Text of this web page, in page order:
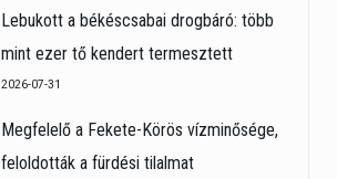
Lebukott a békéscsabai drogbáró: több
mint ezer tő kendert termesztett
2026-07-31
Megfelelő a Fekete-Körös vízminősége,
feloldották a fürdési tilalmat